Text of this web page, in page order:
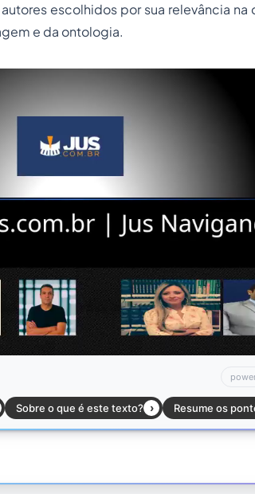
escolhidos por sua relevância na
e da ontologia.